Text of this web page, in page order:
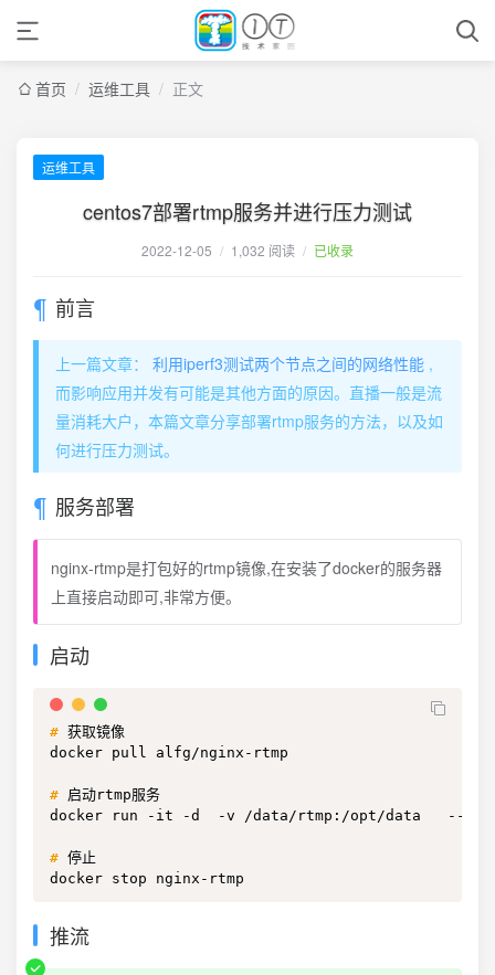
首页 / 运维工具 / 正文
运维工具
centos7部署rtmp服务并进行压力测试
2022-12-05 / 1,032 阅读 / 已收录
前言
上一篇文章： 利用iperf3测试两个节点之间的网络性能 ,
而影响应用并发有可能是其他方面的原因。直播一般是流
量消耗大户，本篇文章分享部署rtmp服务的方法，以及如
何进行压力测试。
服务部署
nginx-rtmp是打包好的rtmp镜像,在安装了docker的服务器
上直接启动即可,非常方便。
启动
# 获取镜像
docker pull alfg/nginx-rtmp
# 启动rtmp服务
docker run -it -d  -v /data/rtmp:/opt/data   --
# 停止
docker stop nginx-rtmp
推流